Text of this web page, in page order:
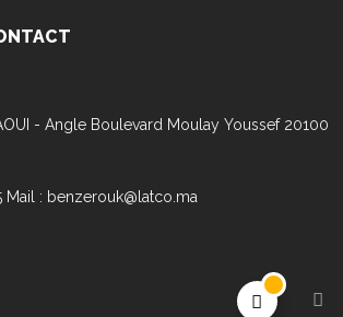
- Angle Boulevard Moulay Youssef 20100
Mail : benzerouk@latco.ma
